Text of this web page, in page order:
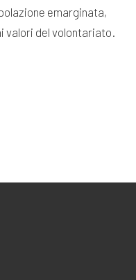
emarginata,
valori del volontariato.